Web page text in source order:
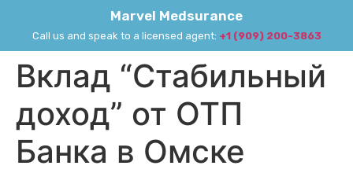
Marvel Medsurance
Call us and speak to a licensed agent: +1 (909) 200-3863
Вклад “Стабильный
доход” от ОТП
Банка в Омске